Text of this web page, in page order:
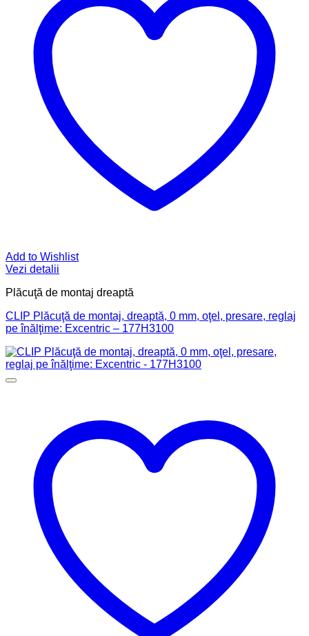
Add to Wishlist
Vezi detalii
Plăcuţă de montaj dreaptă
CLIP Plăcuţă de montaj, dreaptă, 0 mm, oţel, presare, reglaj
pe înălţime: Excentric – 177H3100